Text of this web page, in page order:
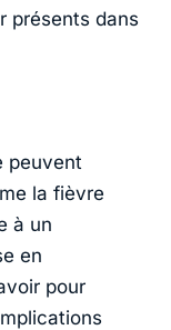
présents dans
peuvent
la fièvre
à un
en
pour